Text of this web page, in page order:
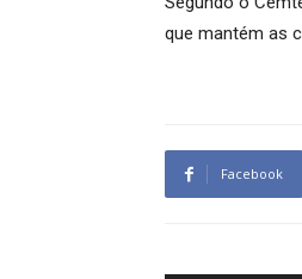
que mantém as
Facebook